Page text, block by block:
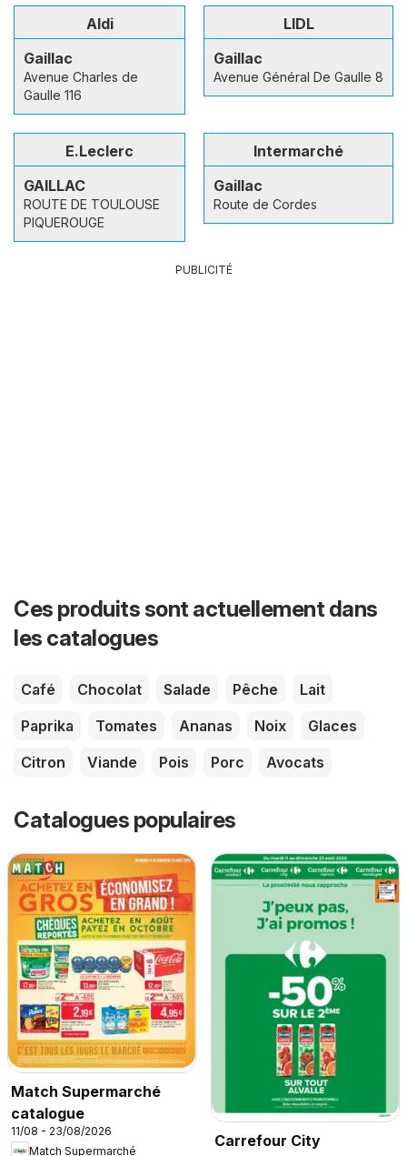
Aldi
Gaillac
Avenue Charles de
Gaulle 116
LIDL
Gaillac
Avenue Général De Gaulle 8
E.Leclerc
GAILLAC
ROUTE DE TOULOUSE
PIQUEROUGE
Intermarché
Gaillac
Route de Cordes
PUBLICITÉ
Ces produits sont actuellement dans
les catalogues
Café Chocolat Salade Pêche
Lait
Paprika
Tomates Ananas Noix
Glaces
Citron
Viande Pois Porc Avocats
Catalogues populaires
Match Supermarché
catalogue
11/08 - 23/08/2026
Match Supermarché
Carrefour City